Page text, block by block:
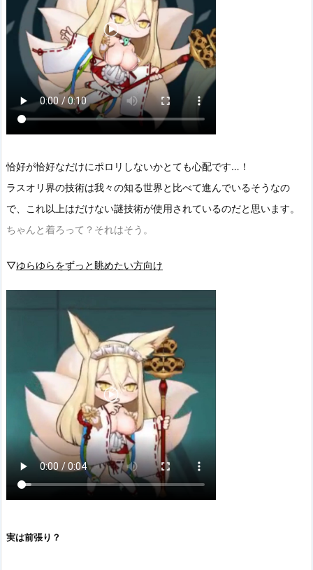
恰好が恰好なだけにポロリしないかとても心配です…！
ラスオリ界の技術は我々の知る世界と比べて進んでいるそうなの
で、これ以上はだけない謎技術が使用されているのだと思います。
ちゃんと着ろって？それはそう。
▽ゆらゆらをずっと眺めたい方向け
実は前張り？